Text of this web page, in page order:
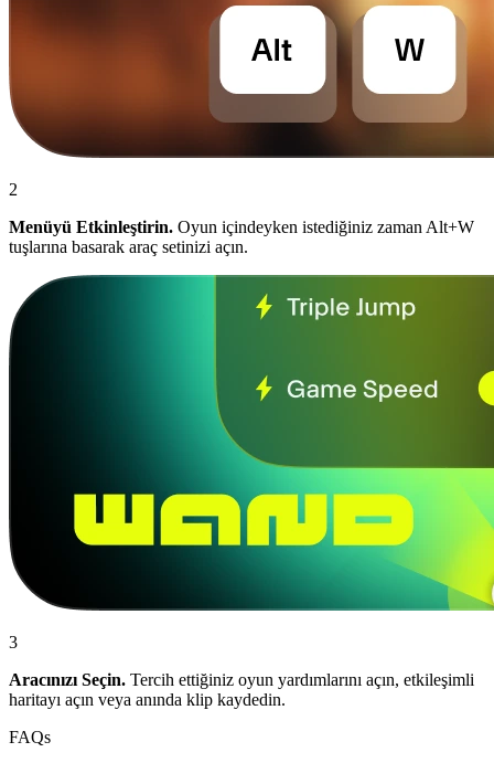
2
Menüyü Etkinleştirin. Oyun içindeyken istediğiniz zaman Alt+W
tuşlarına basarak araç setinizi açın.
3
Aracınızı Seçin. Tercih ettiğiniz oyun yardımlarını açın, etkileşimli
haritayı açın veya anında klip kaydedin.
FAQs